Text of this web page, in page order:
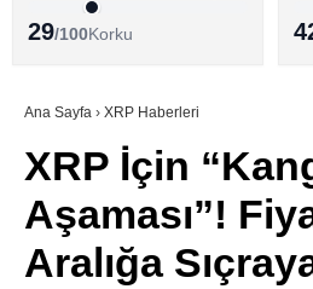
ALTCOİN HABERLERİ
SÖZLÜK
29/100Korku
Ana Sayfa › XRP Haberleri
XRP İçin
Aşaması”!
Aralığa